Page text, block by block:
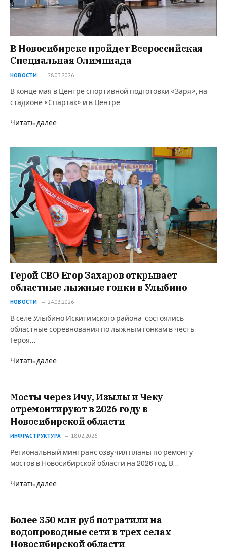
В Новосибирске пройдет Всероссийская
Специальная Олимпиада
НОВОСТИ 28.03.2026
В конце мая в Центре спортивной подготовки «Заря», на
стадионе «Спартак» и в Центре…
Читать далее
Герой СВО Егор Захаров открывает
областные лыжные гонки в Улыбино
НОВОСТИ 24.03.2026
В селе Улыбино Искитимского района состоялись
областные соревнования по лыжным гонкам в честь
Героя…
Читать далее
Мосты через Ичу, Изылы и Чеку
отремонтируют в 2026 году в
Новосибирской области
ИНФРАСТРУКТУРА 18.02.2026
Региональный минтранс озвучил планы по ремонту
мостов в Новосибирской области на 2026 год. В…
Читать далее
Более 350 млн руб потратили на
водопроводные сети в трех селах
Новосибирской области